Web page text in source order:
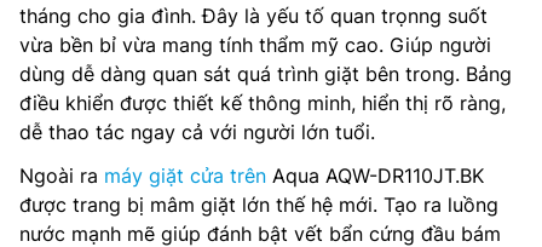
tháng cho gia đình. Đây là yếu tố quan trọnng suốt
vừa bền bỉ vừa mang tính thẩm mỹ cao. Giúp người
dùng dễ dàng quan sát quá trình giặt bên trong. Bảng
điều khiển được thiết kế thông minh, hiển thị rõ ràng,
dễ thao tác ngay cả với người lớn tuổi.
Ngoài ra máy giặt cửa trên Aqua AQW-DR110JT.BK
được trang bị mâm giặt lớn thế hệ mới. Tạo ra luồng
nước mạnh mẽ giúp đánh bật vết bẩn cứng đầu bám